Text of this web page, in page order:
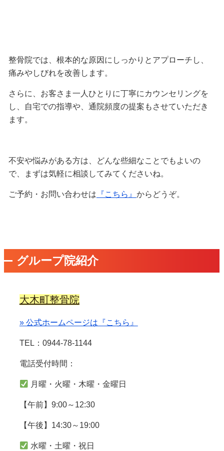
整骨院では、根本的な原因にしっかりとアプローチし、
痛みやしびれを改善します。
さらに、お客さま一人ひとりに丁寧にカウンセリングを
し、自宅での指導や、通院頻度の提案もさせていただき
ます。
不安や悩みがある方は、どんな些細なことでもよいの
で、まずは気軽に相談してみてくださいね。
ご予約・お問い合わせは 『こちら』 からどうぞ。
グループ院紹介
大木町整骨院
» 公式ホームページは『こちら』
TEL：0944-78-1144
電話受付時間：
月曜・火曜・木曜・金曜日
【午前】9:00～12:30
【午後】14:30～19:00
水曜・土曜・祝日